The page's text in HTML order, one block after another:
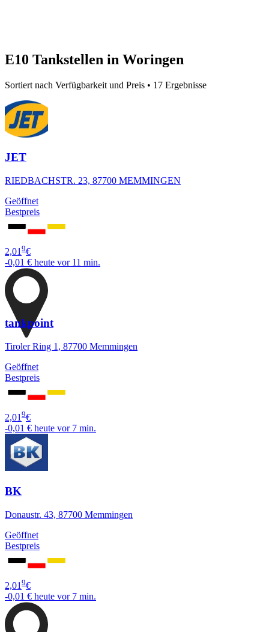
E10 Tankstellen in Woringen
Sortiert nach Verfügbarkeit und Preis • 17 Ergebnisse
JET
RIEDBACHSTR. 23, 87700 MEMMINGEN
Geöffnet
Bestpreis
2,01 9€
-0,01 € heute vor 11 min.
tankpoint
Tiroler Ring 1, 87700 Memmingen
Geöffnet
Bestpreis
2,01 9€
-0,01 € heute vor 7 min.
BK
Donaustr. 43, 87700 Memmingen
Geöffnet
Bestpreis
2,01 9€
-0,01 € heute vor 7 min.